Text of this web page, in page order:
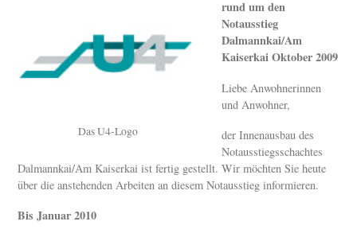
Das U4-Logo
rund um den
Notausstieg
Dalmannkai/Am
Kaiserkai Oktober 2009
Liebe Anwohnerinnen
und Anwohner,
der Innenausbau des
Notausstiegsschachtes
Dalmannkai/Am Kaiserkai ist fertig gestellt. Wir möchten Sie heute
über die anstehenden Arbeiten an diesem Notausstieg informieren.
Bis Januar 2010